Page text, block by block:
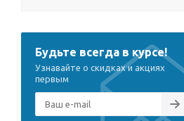
Будьте всегда в курсе!
Узнавайте о скидках и акциях
первым